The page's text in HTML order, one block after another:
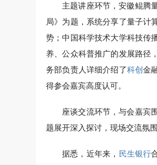
主题讲座环节，安徽鲲腾
局》为题，系统分享了量子计
势；中国科学技术大学科技传
养、公众科普推广的发展路径
务部负责人详细介绍了科创金
得参会嘉宾高度认可。
座谈交流环节，与会嘉宾
题展开深入探讨，现场交流氛
据悉，近年来， 民生银行